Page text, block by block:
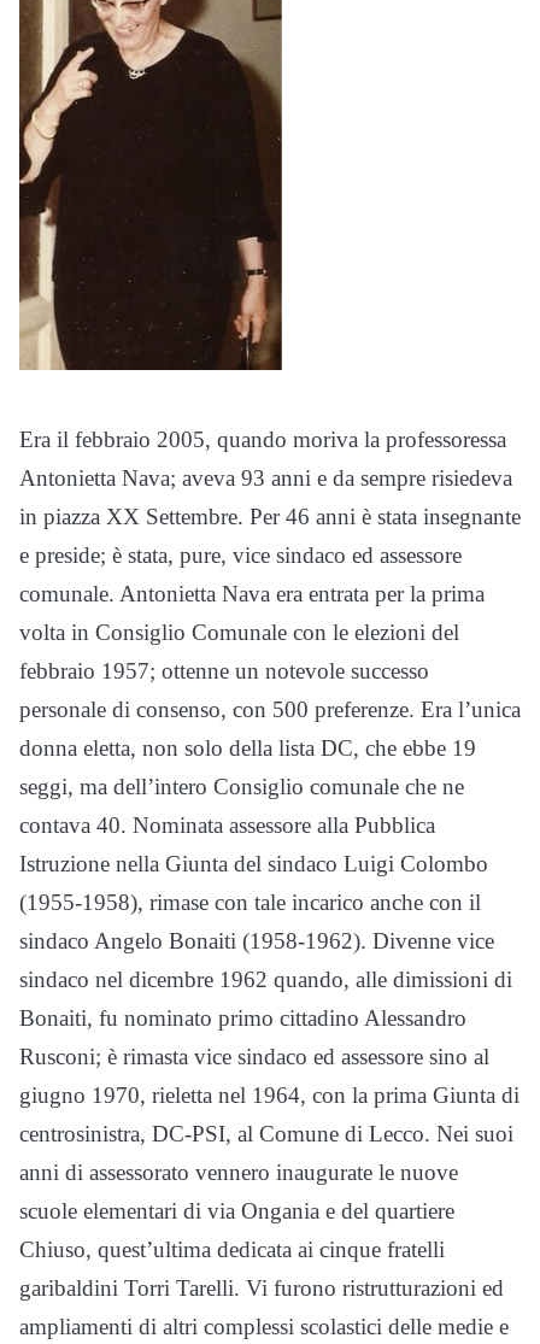
Era il febbraio 2005, quando moriva la professoressa
Antonietta Nava; aveva 93 anni e da sempre risiedeva
in piazza XX Settembre. Per 46 anni è stata insegnante
e preside; è stata, pure, vice sindaco ed assessore
comunale. Antonietta Nava era entrata per la prima
volta in Consiglio Comunale con le elezioni del
febbraio 1957; ottenne un notevole successo
personale di consenso, con 500 preferenze. Era l’unica
donna eletta, non solo della lista DC, che ebbe 19
seggi, ma dell’intero Consiglio comunale che ne
contava 40. Nominata assessore alla Pubblica
Istruzione nella Giunta del sindaco Luigi Colombo
(1955-1958), rimase con tale incarico anche con il
sindaco Angelo Bonaiti (1958-1962). Divenne vice
sindaco nel dicembre 1962 quando, alle dimissioni di
Bonaiti, fu nominato primo cittadino Alessandro
Rusconi; è rimasta vice sindaco ed assessore sino al
giugno 1970, rieletta nel 1964, con la prima Giunta di
centrosinistra, DC-PSI, al Comune di Lecco. Nei suoi
anni di assessorato vennero inaugurate le nuove
scuole elementari di via Ongania e del quartiere
Chiuso, quest’ultima dedicata ai cinque fratelli
garibaldini Torri Tarelli. Vi furono ristrutturazioni ed
ampliamenti di altri complessi scolastici delle medie e